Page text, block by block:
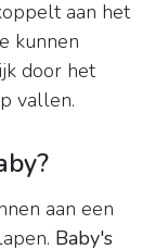
aan het
kunnen
door het
vallen.
aan een
Baby's